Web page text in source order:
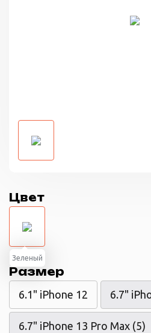
Цвет
Зеленый
Размер
6.1" iPhone 12 6.7"
6.7" iPhone 13 Pro Max (5)